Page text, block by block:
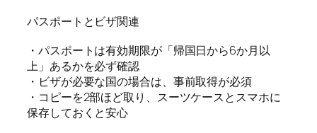
パスポートとビザ関連
・パスポートは有効期限が「帰国日から6か月以
上」あるかを必ず確認
・ビザが必要な国の場合は、事前取得が必須
・コピーを2部ほど取り、スーツケースとスマホに
保存しておくと安心